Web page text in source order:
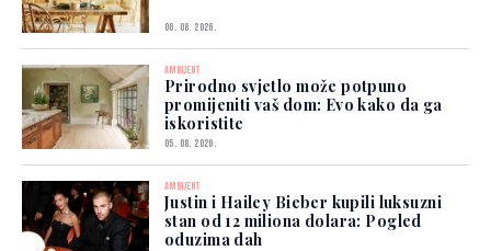
06. 08. 2026.
AMBIJENT
Prirodno svjetlo može potpuno
promijeniti vaš dom: Evo kako da ga
iskoristite
05. 08. 2026.
AMBIJENT
Justin i Hailey Bieber kupili luksuzni
stan od 12 miliona dolara: Pogled
oduzima dah